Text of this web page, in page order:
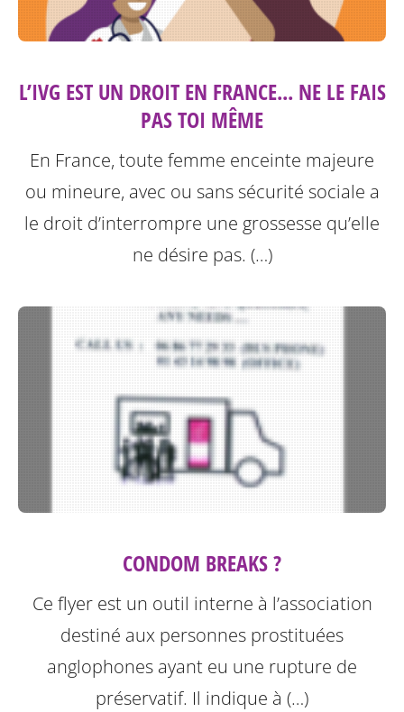
L’IVG EST UN DROIT EN FRANCE... NE LE FAIS
PAS TOI MÊME
En France, toute femme enceinte majeure
ou mineure, avec ou sans sécurité sociale a
le droit d’interrompre une grossesse qu’elle
ne désire pas. (…)
CONDOM BREAKS ?
Ce flyer est un outil interne à l’association
destiné aux personnes prostituées
anglophones ayant eu une rupture de
préservatif. Il indique à (…)